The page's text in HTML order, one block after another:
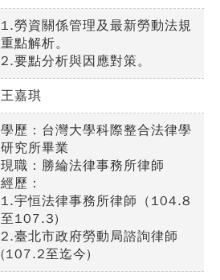
1.勞資關係管理及最新勞動法規
重點解析。
2.要點分析與因應對策。
王嘉琪
學歷：台灣大學科際整合法律學
研究所畢業
現職：勝綸法律事務所律師
經歷：
1.宇恒法律事務所律師（104.8
至107.3)
2.臺北市政府勞動局諮詢律師
(107.2至迄今)